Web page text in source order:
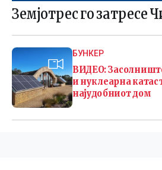
Земјотрес го затресе
БУНКЕР
ВИДЕО: Засолниште
и нуклеарна
најудобниот дом